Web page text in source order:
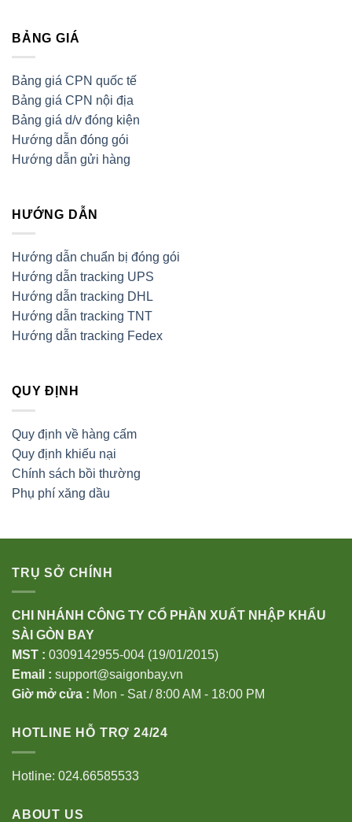
BẢNG GIÁ
Bảng giá CPN quốc tế
Bảng giá CPN nội địa
Bảng giá d/v đóng kiện
Hướng dẫn đóng gói
Hướng dẫn gửi hàng
HƯỚNG DẪN
Hướng dẫn chuẩn bị đóng gói
Hướng dẫn tracking UPS
Hướng dẫn tracking DHL
Hướng dẫn tracking TNT
Hướng dẫn tracking Fedex
QUY ĐỊNH
Quy định về hàng cấm
Quy định khiếu nại
Chính sách bồi thường
Phụ phí xăng dầu
TRỤ SỞ CHÍNH
CHI NHÁNH CÔNG TY CỔ PHẦN XUẤT NHẬP KHẨU
SÀI GÒN BAY
MST : 0309142955-004 (19/01/2015)
Email : support@saigonbay.vn
Giờ mở cửa : Mon - Sat / 8:00 AM - 18:00 PM
HOTLINE HỖ TRỢ 24/24
Hotline: 024.66585533
ABOUT US